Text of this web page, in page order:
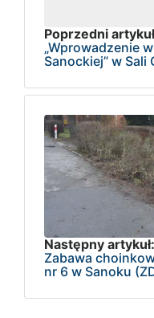
Poprzedni
„Wprowadzenie
Sanockiej” w Sali
Następny artykuł:
Zabawa
nr 6 w Sanoku